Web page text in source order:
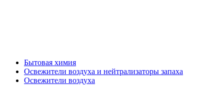
Бытовая химия
Освежители воздуха и нейтрализаторы запаха
Освежители воздуха